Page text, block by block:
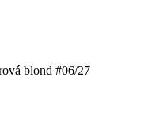
blond #06/27